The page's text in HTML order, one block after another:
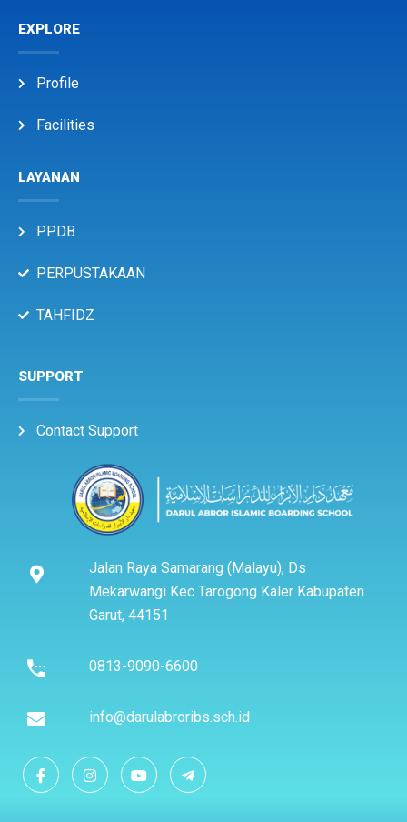
EXPLORE
Profile
Facilities
LAYANAN
PPDB
PERPUSTAKAAN
TAHFIDZ
SUPPORT
Contact Support
Jalan Raya Samarang (Malayu), Ds
Mekarwangi Kec Tarogong Kaler Kabupaten
Garut, 44151
0813-9090-6600
info@darulabroribs.sch.id